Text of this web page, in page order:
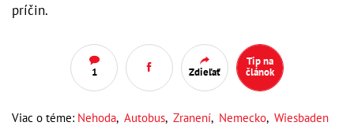
príčin.
1 Zdieľať
Tip na
článok
Viac o téme: Nehoda, Autobus, Zranení, Nemecko, Wiesbaden